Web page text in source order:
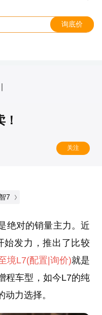
询底价
关注
7
绝对的销量主力。近
始发力，推出了比较
境L7(配置 |询价)就是
程车型，如今L7的纯
力选择。